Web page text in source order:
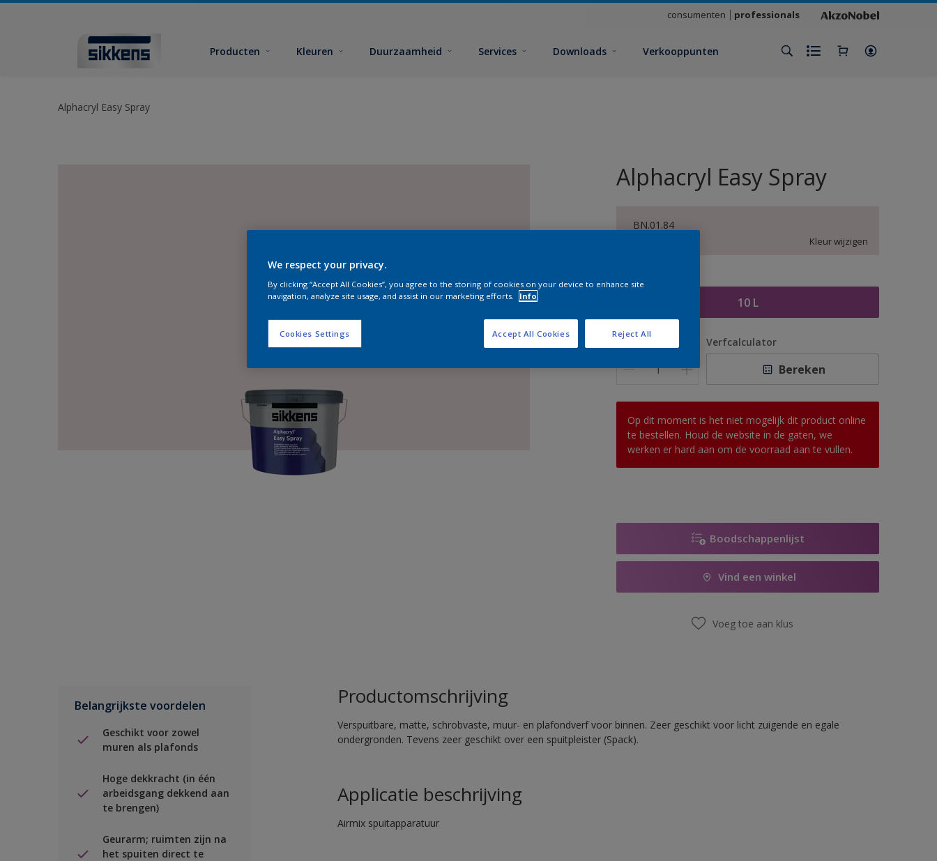
consumenten professionals
Producten Kleuren Duurzaamheid Services Downloads Verkooppunten
Alphacryl Easy Spray
Alphacryl Easy Spray
BN.01.84
Kleur wijzigen
Grootte
10 L
Aantal Verfcalculator
Bereken
Op dit moment is het niet mogelijk dit product online
te bestellen. Houd de website in de gaten, we
werken er hard aan om de voorraad aan te vullen.
Boodschappenlijst
Vind een winkel
Voeg toe aan klus
Belangrijkste voordelen
Geschikt voor zowel
muren als plafonds
Hoge dekkracht (in één
arbeidsgang dekkend aan
te brengen)
Geurarm; ruimten zijn na
het spuiten direct te
Productomschrijving
Verspuitbare, matte, schrobvaste, muur- en plafondverf voor binnen. Zeer geschikt voor licht zuigende en egale
ondergronden. Tevens zeer geschikt over een spuitpleister (Spack).
Applicatie beschrijving
Airmix spuitapparatuur
We respect your privacy.
By clicking “Accept All Cookies”, you agree to the storing of cookies on your device to enhance site
navigation, analyze site usage, and assist in our marketing efforts.
Info
Cookies Settings Reject All
Accept All Cookies